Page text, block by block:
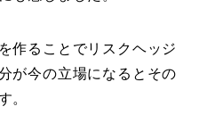
作ることでリスクヘッジ
が今の立場になるとその
。